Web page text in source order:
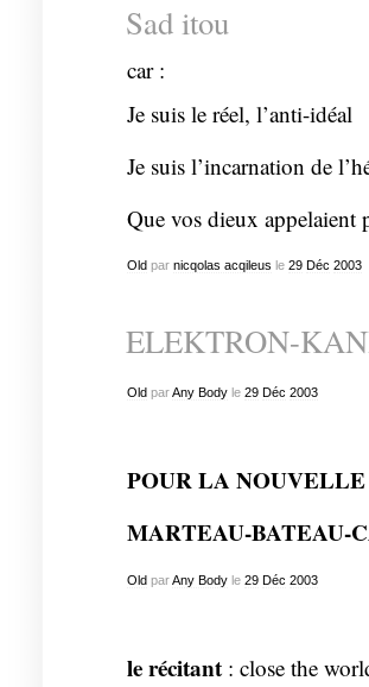
Sad itou
car :
Je suis le réel, l’anti-idéal
Je suis l’incarnation de
Que vos dieux appelaient
Old par nicqolas acqileus le 29 Déc 2003
ELEKTRON-
OldparAny Bodyle 29 Déc 2003
POUR LA
MARTEAU-BATEAU-
OldparAny Bodyle 29 Déc 2003
le récitant: close the